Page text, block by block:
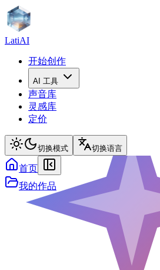
LatiAI
开始创作
AI 工具
声音库
灵感库
定价
切换模式 切换语言
首页
我的作品